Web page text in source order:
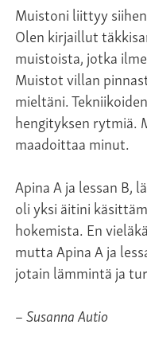
Muistoni liittyy
Olen kirjaillut
muistoista, jotka
Muistot villan
mieltäni.
hengityksen rytmiä.
maadoittaa minut.
Apina A ja lessan B,
oli yksi äitini
hokemista. En
mutta Apina A ja
jotain lämmintä ja
– Susanna Autio